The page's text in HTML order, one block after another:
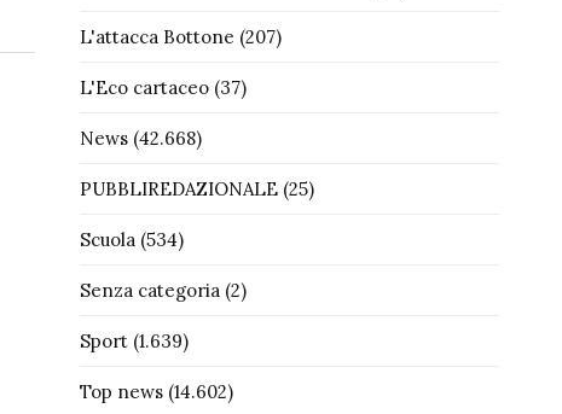
L'attacca Bottone (207)
L'Eco cartaceo(37)
News(42.668)
PUBBLIREDAZIONALE(25)
Scuola(534)
Senza categoria(2)
Sport(1.639)
Top news(14.602)